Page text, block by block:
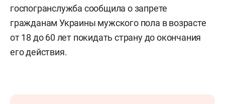
госпогранслужба сообщила о запрете
гражданам Украины мужского пола в возрасте
от 18 до 60 лет покидать страну до окончания
его действия.